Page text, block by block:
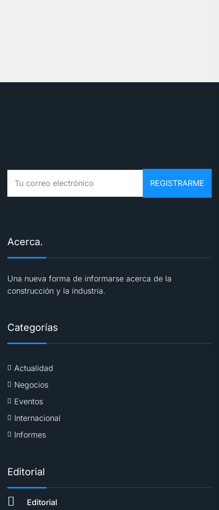
Acerca.
Una nueva forma de informarse acerca de la
construcción y la industria.
Categorías
Actualidad
Negocios
Eventos
Internacional
Informes
Editorial
Editorial